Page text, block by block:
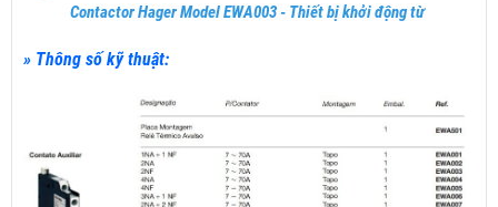
Contactor Hager Model EWA003 - Thiết bị khởi động từ
» Thông số kỹ thuật: